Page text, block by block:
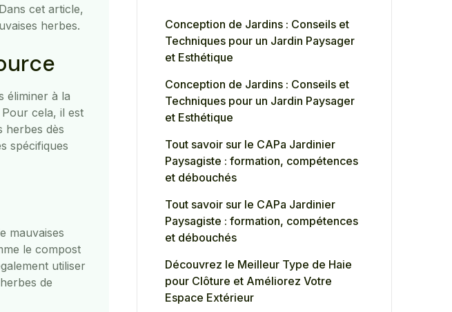
cet article,
herbes.
éliminer à la
Pour cela, il est
herbes dès
spécifiques
mauvaises
le compost
utiliser
de
Conception de Jardins : Conseils et
Techniques pour un Jardin Paysager
et Esthétique
Conception de Jardins : Conseils et
Techniques pour un Jardin Paysager
et Esthétique
Tout savoir sur le CAPa Jardinier
Paysagiste : formation, compétences
et débouchés
Tout savoir sur le CAPa Jardinier
Paysagiste : formation, compétences
et débouchés
Découvrez le Meilleur Type de Haie
pour Clôture et Améliorez Votre
Espace Extérieur